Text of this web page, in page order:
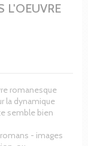
L'OEUVRE
romanesque
la dynamique
semble bien
- images